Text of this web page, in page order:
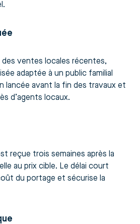
des ventes locales récentes,
adaptée à un public familial
lancée avant la fin des travaux et
d’agents locaux.
reçue trois semaines après la
au prix cible. Le délai court
du portage et sécurise la